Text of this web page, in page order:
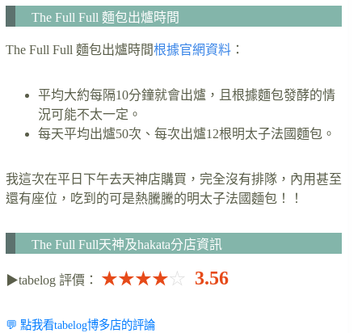
The Full Full 麵包出爐時間
The Full Full 麵包出爐時間根據官網資料 ：
平均大約每隔10分鐘就會出爐，且根據麵包發酵的情
況可能不太一定。
每天平均出爐50次、每次出爐12根明太子法國麵包。
我這次在平日下午去天神店購買，完全沒有排隊，內用甚至
還有座位，吃到的可是熱騰騰的明太子法國麵包！！
The Full Full天神及hakata分店資訊
▶tabelog 評價： ★★★★☆ 3.56
💬 點我看tabelog博多店的評論